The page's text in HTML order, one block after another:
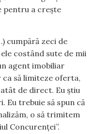
pentru a crește
cumpără zeci de
costând sute de mii
agent imobiliar
ca să limiteze oferta,
de direct. Eu știu
Eu trebuie să spun că
o să trimitem
Concurenței”.